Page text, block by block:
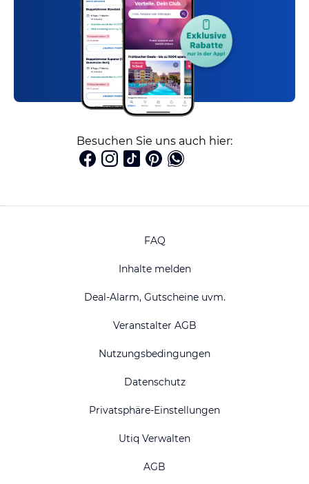
Besuchen Sie uns auch hier:
FAQ
Inhalte melden
Deal-Alarm, Gutscheine uvm.
Veranstalter AGB
Nutzungsbedingungen
Datenschutz
Privatsphäre-Einstellungen
Utiq Verwalten
AGB